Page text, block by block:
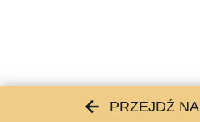
PRZEJDŹ NA